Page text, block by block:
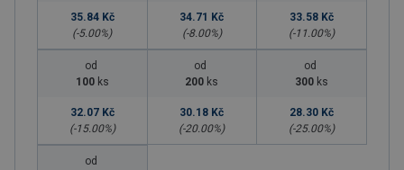
35.84 Kč
(-5.00%)
34.71 Kč
(-8.00%)
33.58 Kč
(-11.00%)
od
100 ks
32.07 Kč
(-15.00%)
od
200 ks
30.18 Kč
(-20.00%)
od
300 ks
28.30 Kč
(-25.00%)
od